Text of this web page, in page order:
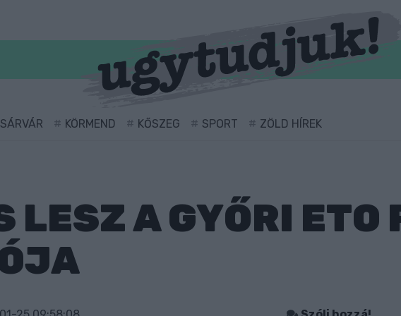
SÁRVÁR KÖRMEND KŐSZEG SPORT ZÖLD HÍREK
LESZ A GYŐRI ETO